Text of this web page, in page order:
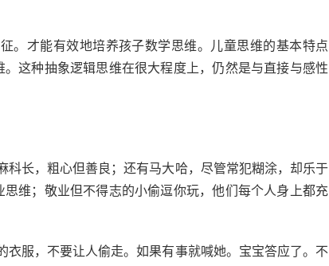
。才能有效地培养孩子数学思维。儿童思维的基本特点
这种抽象逻辑思维在很大程度上，仍然是与直接与感性
科长，粗心但善良；还有马大哈，尽管常犯糊涂，却乐于
维；敬业但不得志的小偷逗你玩，他们每个人身上都充
服，不要让人偷走。如果有事就喊她。宝宝答应了。不